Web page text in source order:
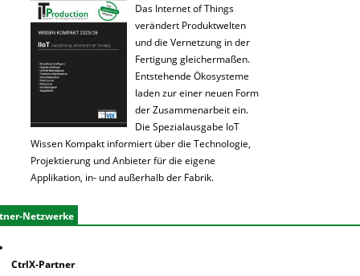
Das Internet of Things
verändert Produktwelten
und die Vernetzung in der
Fertigung gleichermaßen.
Entstehende Ökosysteme
laden zur einer neuen Form
der Zusammenarbeit ein.
Die Spezialausgabe IoT
Wissen Kompakt informiert über die Technologie,
Projektierung und Anbieter für die eigene
Applikation, in- und außerhalb der Fabrik.
Netzwerke
CtrlX-Partner